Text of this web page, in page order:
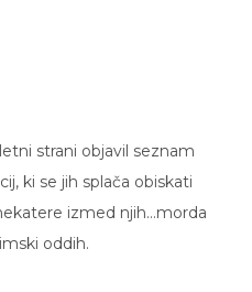
strani objavil seznam
ki se jih splača obiskati
izmed njih…morda
oddih.